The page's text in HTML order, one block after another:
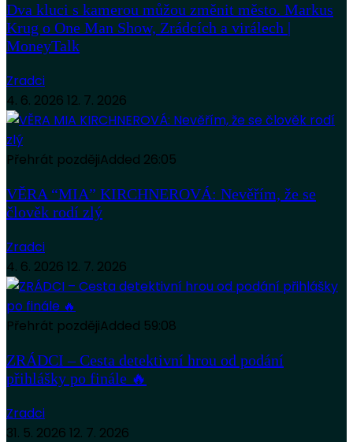
Dva kluci s kamerou můžou změnit město. Markus
Krug o One Man Show, Zrádcích a virálech |
MoneyTalk
Zradci
4. 6. 2026 12. 7. 2026
Přehrát pozdějiAdded 26:05
VĚRA “MIA” KIRCHNEROVÁ: Nevěřím, že se
člověk rodí zlý
Zradci
4. 6. 2026 12. 7. 2026
Přehrát pozdějiAdded 59:08
ZRÁDCI – Cesta detektivní hrou od podání
přihlášky po finále 🔥
Zradci
31. 5. 2026 12. 7. 2026